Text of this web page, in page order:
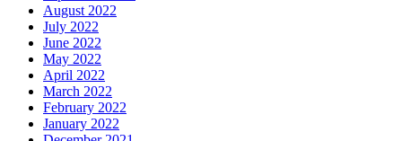
August 2022
July 2022
June 2022
May 2022
April 2022
March 2022
February 2022
January 2022